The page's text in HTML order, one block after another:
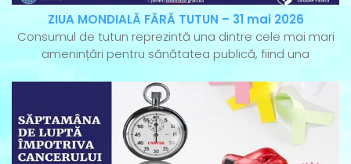
ZIUA MONDIALĂ FĂRĂ TUTUN – 31 mai 2026
Consumul de tutun reprezintă una dintre cele mai mari
amenințări pentru sănătatea publică, fiind una